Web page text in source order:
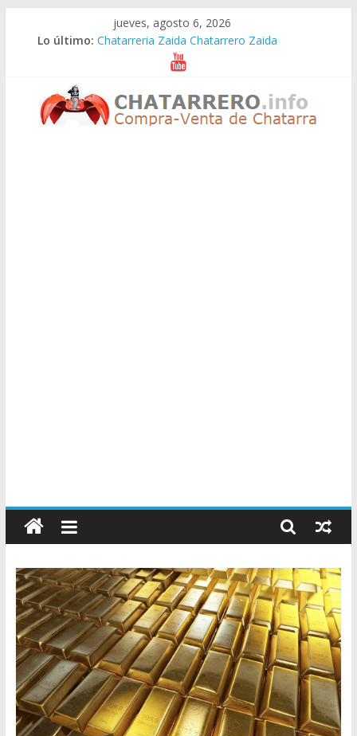
jueves, agosto 6, 2026
Lo último:
Chatarreria Zaragoza Chatarrero Zaragoza
Chatarreria Zaida Chatarrero Zaida
Chatarreria Vistabella Chatarrero Vistabella
Chatarreria Vilueña Chatarrero Vilueña
Chatarreria Zuera Chatarrero Zuera
Chatarreros
–
Precio
de
Chatarra
Directorio